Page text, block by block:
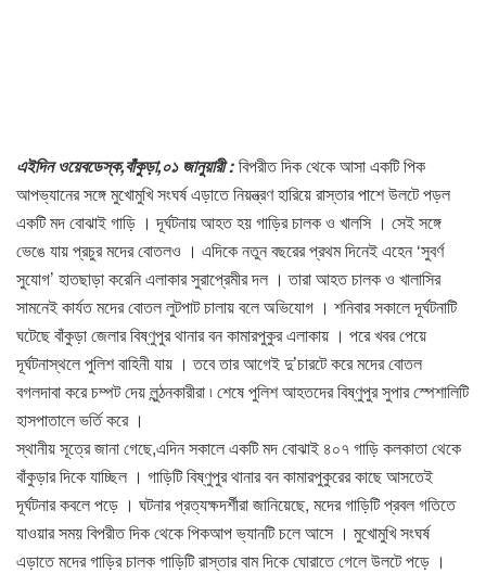
এইদিন ওয়েবডেস্ক,বাঁকুড়া,০১ জানুয়ারী :বিপরীত দিক থেকে আসা একটি পিক
আপভ্যানের সঙ্গে মুখোমুখি সংঘর্ষ এড়াতে নিয়ন্ত্রণ হারিয়ে রাস্তার পাশে উলটে পড়ল
একটি মদ বোঝাই গাড়ি । দূর্ঘটনায় আহত হয় গাড়ির চালক ও খালসি । সেই সঙ্গে
ভেঙে যায় প্রচুর মদের বোতলও । এদিকে নতুন বছরের প্রথম দিনেই এহেন ‘সুবর্ণ
সুযোগ’ হাতছাড়া করেনি এলাকার সুরাপ্রেমীর দল । তারা আহত চালক ও খালাসির
সামনেই কার্যত মদের বোতল লুটপাট চালায় বলে অভিযোগ । শনিবার সকালে দূর্ঘটনাটি
ঘটেছে বাঁকুড়া জেলার বিষ্ণুপুর থানার বন কামারপুকুর এলাকায় । পরে খবর পেয়ে
দূর্ঘটনাস্থলে পুলিশ বাহিনী যায় । তবে তার আগেই দু’চারটে করে মদের বোতল
বগলদাবা করে চম্পট দেয় লুন্ঠনকারীরা ৷ শেষে পুলিশ আহতদের বিষ্ণুপুর সুপার স্পেশালিটি
হাসপাতালে ভর্তি করে ।
স্থানীয় সূত্রে জানা গেছে,এদিন সকালে একটি মদ বোঝাই ৪০৭ গাড়ি কলকাতা থেকে
বাঁকুড়ার দিকে যাচ্ছিল । গাড়িটি বিষ্ণুপুর থানার বন কামারপুকুরের কাছে আসতেই
দূর্ঘটনার কবলে পড়ে । ঘটনার প্রত্যক্ষদর্শীরা জানিয়েছে, মদের গাড়িটি প্রবল গতিতে
যাওয়ার সময় বিপরীত দিক থেকে পিকআপ ভ্যানটি চলে আসে । মুখোমুখি সংঘর্ষ
এড়াতে মদের গাড়ির চালক গাড়িটি রাস্তার বাম দিকে ঘোরাতে গেলে উলটে পড়ে ।